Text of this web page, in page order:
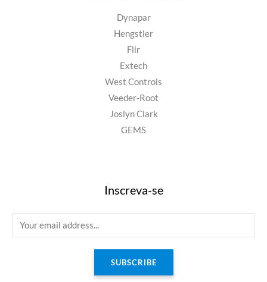
Dynapar
Hengstler
Flir
Extech
West Controls
Veeder-Root
Joslyn Clark
GEMS
Inscreva-se
m
SUBSCRIBE